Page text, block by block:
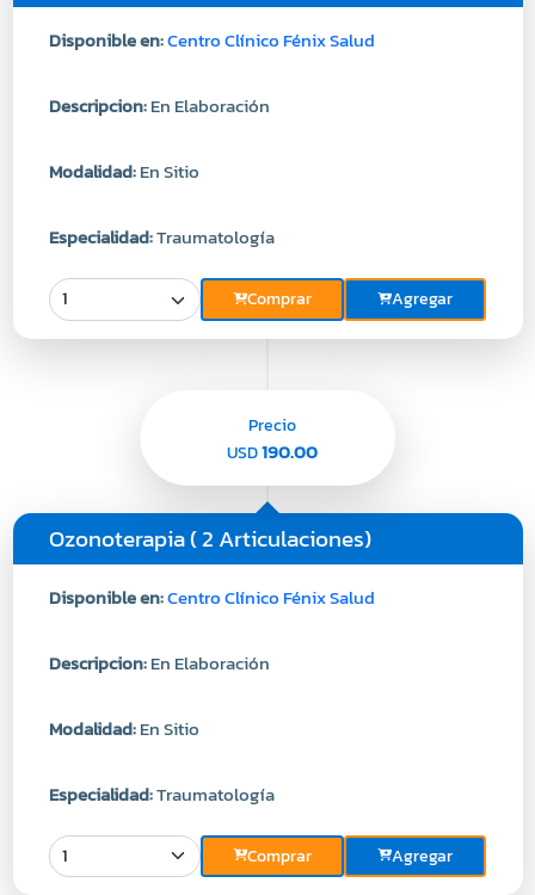
Disponible en:Centro Clínico Fénix Salud
Descripcion:En Elaboración
Modalidad:En Sitio
Especialidad:Traumatología
Comprar Agregar
Ozonoterapia ( 2 Articulaciones)
Disponible en:Centro Clínico Fénix Salud
Descripcion:En Elaboración
Modalidad:En Sitio
Especialidad:Traumatología
Comprar Agregar
Precio
USD190.00